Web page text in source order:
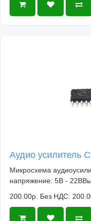
Аудио усилитель
Микросхема
напряжение: 5В -
200.00р. Без НДС: